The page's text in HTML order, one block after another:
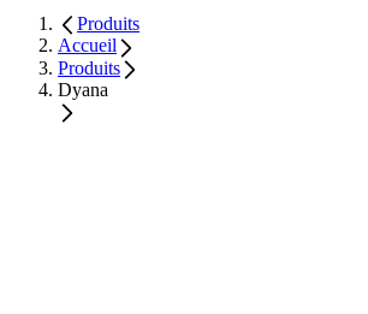
Produits
Accueil
Produits
Dyana